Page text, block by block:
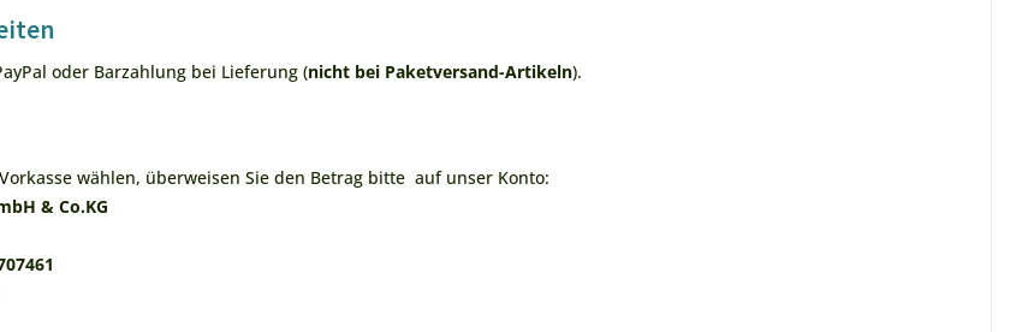
oder Barzahlung bei Lieferung (nicht bei Paketversand-Artikeln).
wählen, überweisen Sie den Betrag bitte auf unser Konto:
& Co.KG